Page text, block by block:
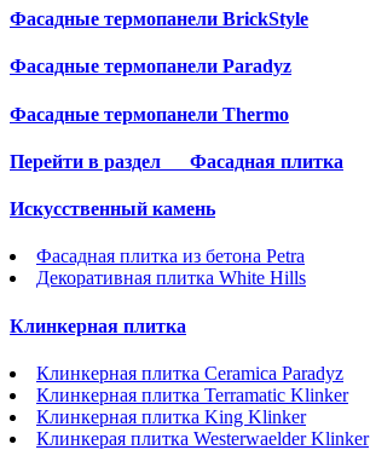
Фасадные термопанели BrickStyle
Фасадные термопанели Paradyz
Фасадные термопанели Thermo
Перейти в раздел Фасадная плитка
Искусственный камень
Фасадная плитка из бетона Petra
Декоративная плитка White Hills
Клинкерная плитка
Клинкерная плитка Ceramica Paradyz
Клинкерная плитка Terramatic Klinker
Клинкерная плитка King Klinker
Клинкерая плитка Westerwaelder Klinker